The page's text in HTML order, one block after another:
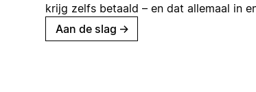
krijg zelfs betaald – en dat allemaal in
Aan de slag →